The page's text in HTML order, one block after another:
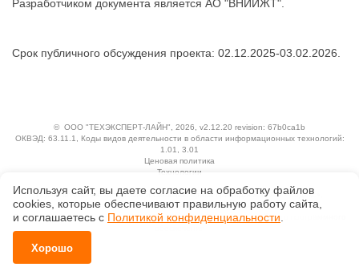
Разработчиком документа является АО "ВНИИЖТ".
Срок публичного обсуждения проекта: 02.12.2025-03.02.2026.
© ООО "ТЕХЭКСПЕРТ-ЛАЙН" , 2026, v2.12.20 revision: 67b0ca1b
ОКВЭД: 63.11.1, Коды видов деятельности в области информационных технологий:
1.01, 3.01
Ценовая политика
Технологии
Исключительные авторские и смежные права принадлежат АО «Кодекс».
Положение по обработке и защите персональных данных
Справка о регистрации продуктов АО «Кодекс» в Реестре российского программного
Используя сайт, вы даете согласие на обработку файлов
сооkiеs, которые обеспечивают правильную работу сайта,
и соглашаетесь с Политикой конфиденциальности
Хорошо